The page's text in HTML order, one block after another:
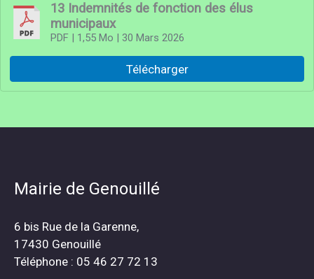
13 Indemnités de fonction des élus
municipaux
PDF| 1,55 Mo | 30 Mars 2026
Télécharger
Mairie de Genouillé
6 bis Rue de la Garenne,
17430 Genouillé
Téléphone : 05 46 27 72 13